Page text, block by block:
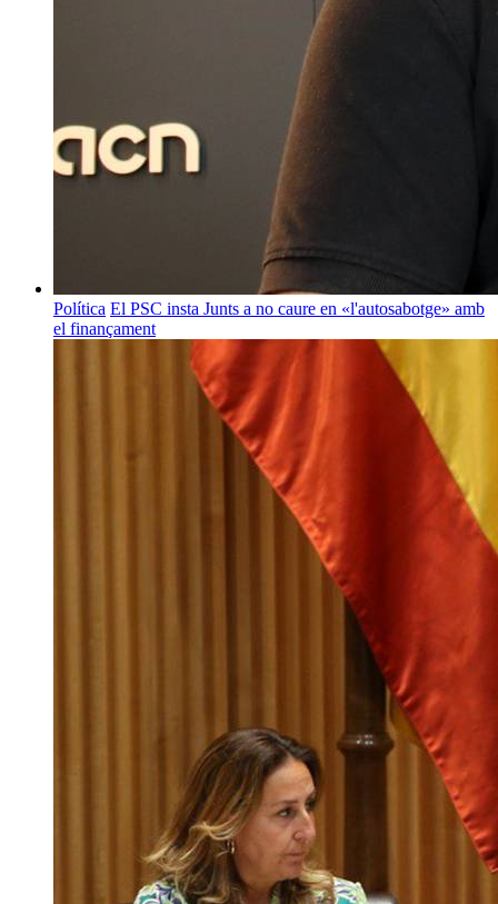
Política El PSC insta Junts a no caure en «l'autosabotge» amb
el finançament